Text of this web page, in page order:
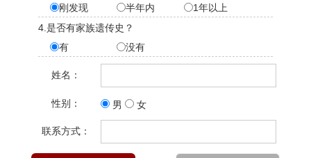
刚发现
半年内
1年以上
4.是否有家族遗传史？
有
没有
姓名：
性别： 男 女
联系方式：